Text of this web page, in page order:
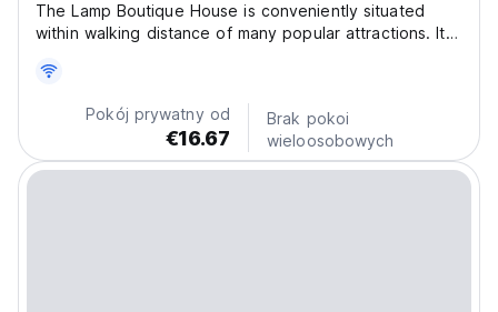
The Lamp Boutique House is conveniently situated
within walking distance of many popular attractions. It is
Huong Lake, and close to Yersin Park. The hotel is also
near the Da Lat Flower Gardens and the Dalat...
Pokój prywatny od
€16.67
Brak pokoi
wieloosobowych